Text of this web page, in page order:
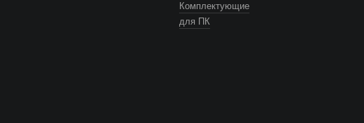
Комплектующие
для ПК